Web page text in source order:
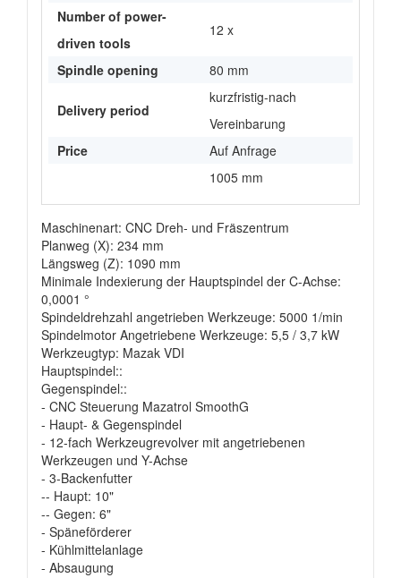
Number of power-
driven tools
12 x
Spindle opening 80 mm
Delivery period
kurzfristig-nach
Vereinbarung
Price
Auf Anfrage
1005 mm
Maschinenart: CNC Dreh- und Fräszentrum
Planweg (X): 234 mm
Längsweg (Z): 1090 mm
Minimale Indexierung der Hauptspindel der C-Achse:
0,0001 °
Spindeldrehzahl angetrieben Werkzeuge: 5000 1/min
Spindelmotor Angetriebene Werkzeuge: 5,5 / 3,7 kW
Werkzeugtyp: Mazak VDI
Hauptspindel::
Gegenspindel::
- CNC Steuerung Mazatrol SmoothG
- Haupt- & Gegenspindel
- 12-fach Werkzeugrevolver mit angetriebenen
Werkzeugen und Y-Achse
- 3-Backenfutter
-- Haupt: 10"
-- Gegen: 6"
- Späneförderer
- Kühlmittelanlage
- Absaugung